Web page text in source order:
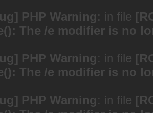
PHP Warning: in file
The /e modifier is no
PHP Warning: in file
The /e modifier is no
PHP Warning: in file